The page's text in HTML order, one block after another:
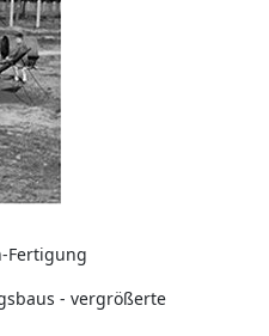
Fertigung
- vergrößerte